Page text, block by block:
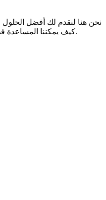
نحن هنا لنقدم لك أفضل الحلول
كيف يمكننا المساعدة في تأمين وتبسيط العملية الخاصة بك.